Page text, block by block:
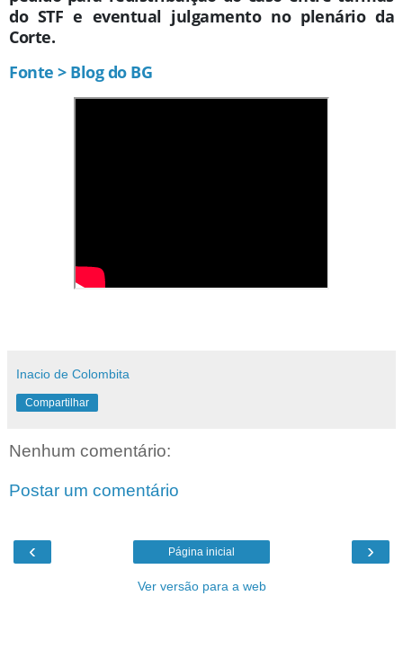
do STF e eventual julgamento no plenário da
Corte.
Fonte > Blog do BG
Inacio de Colombita
Compartilhar
Nenhum comentário:
Postar um comentário
‹ ›
Página inicial
Ver versão para a web